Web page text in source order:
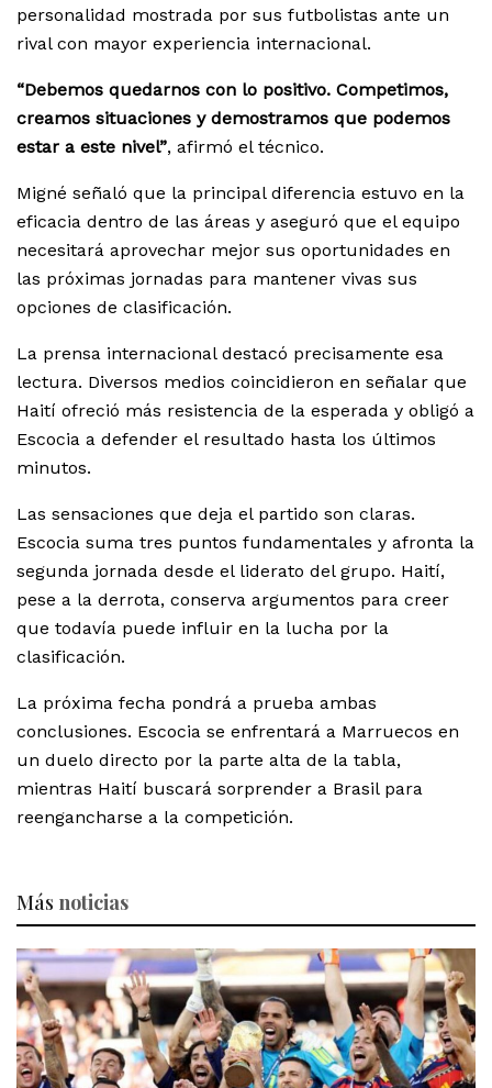
personalidad mostrada por sus futbolistas ante un
rival con mayor experiencia internacional.
“Debemos quedarnos con lo positivo. Competimos,
creamos situaciones y demostramos que podemos
estar a este nivel”, afirmó el técnico.
Migné señaló que la principal diferencia estuvo en la
eficacia dentro de las áreas y aseguró que el equipo
necesitará aprovechar mejor sus oportunidades en
las próximas jornadas para mantener vivas sus
opciones de clasificación.
La prensa internacional destacó precisamente esa
lectura. Diversos medios coincidieron en señalar que
Haití ofreció más resistencia de la esperada y obligó a
Escocia a defender el resultado hasta los últimos
minutos.
Las sensaciones que deja el partido son claras.
Escocia suma tres puntos fundamentales y afronta la
segunda jornada desde el liderato del grupo. Haití,
pese a la derrota, conserva argumentos para creer
que todavía puede influir en la lucha por la
clasificación.
La próxima fecha pondrá a prueba ambas
conclusiones. Escocia se enfrentará a Marruecos en
un duelo directo por la parte alta de la tabla,
mientras Haití buscará sorprender a Brasil para
reengancharse a la competición.
Más noticias